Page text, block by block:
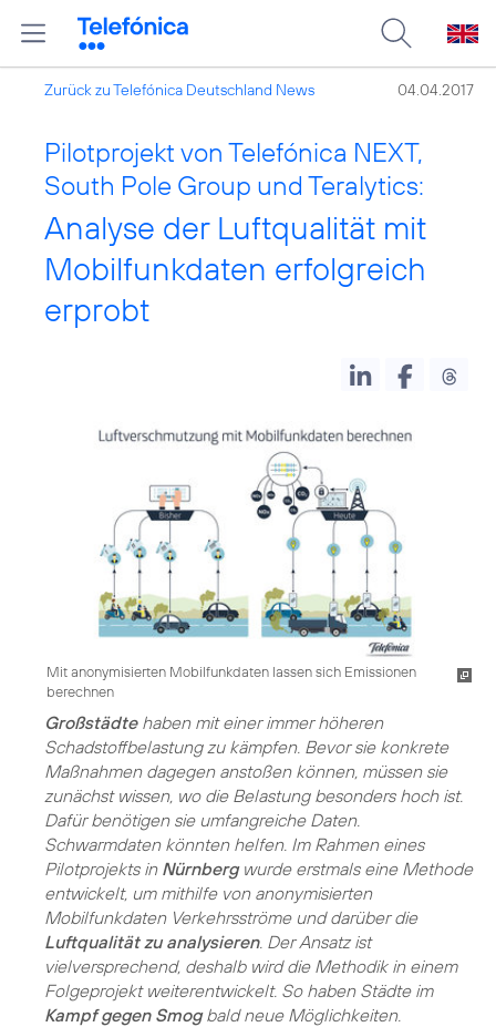
Zurück zu Telefónica Deutschland News 04.04.2017
Pilotprojekt von Telefónica NEXT,
South Pole Group und Teralytics:
Analyse der Luftqualität mit
Mobilfunkdaten erfolgreich
erprobt
Mit anonymisierten Mobilfunkdaten lassen sich Emissionen
berechnen
Großstädtehaben mit einer immer höheren
Schadstoffbelastung zu kämpfen. Bevor sie konkrete
Maßnahmen dagegen anstoßen können, müssen sie
zunächst wissen, wo die Belastung besonders hoch ist.
Dafür benötigen sie umfangreiche Daten.
Schwarmdaten könnten helfen. Im Rahmen eines
Pilotprojekts in Nürnbergwurde erstmals eine Methode
entwickelt, um mithilfe von anonymisierten
Mobilfunkdaten Verkehrsströme und darüber die
Luftqualität zu analysieren. Der Ansatz ist
vielversprechend, deshalb wird die Methodik in einem
Folgeprojekt weiterentwickelt. So haben Städte im
Kampf gegen Smogbald neue Möglichkeiten.